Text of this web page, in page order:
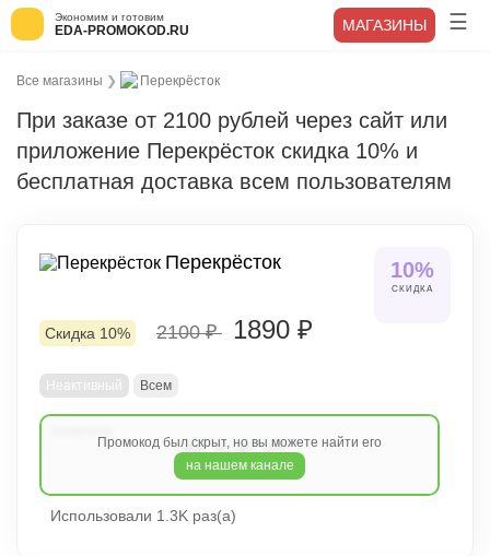
Экономим и готовим
EDA-PROMOKOD.RU МАГАЗИНЫ
Все магазины ❯ Перекрёсток
При заказе от 2100 рублей через сайт или
приложение Перекрёсток скидка 10% и
бесплатная доставка всем пользователям
Перекрёсток 10%
СКИДКА
Скидка 10% 2100 ₽ 1890 ₽
Неактивный Всем
Промокод был скрыт, но вы можете найти его
на нашем канале
R1EG
Использовали 1.3K раз(а)